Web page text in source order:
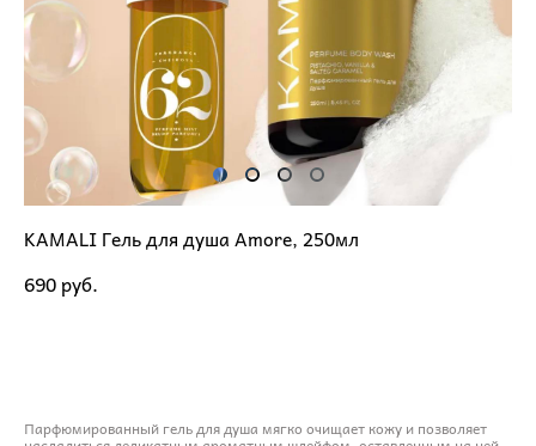
KAMALI Гель для душа Amore, 250мл
690 pуб.
Парфюмированный гель для душа мягко очищает кожу и позволяет